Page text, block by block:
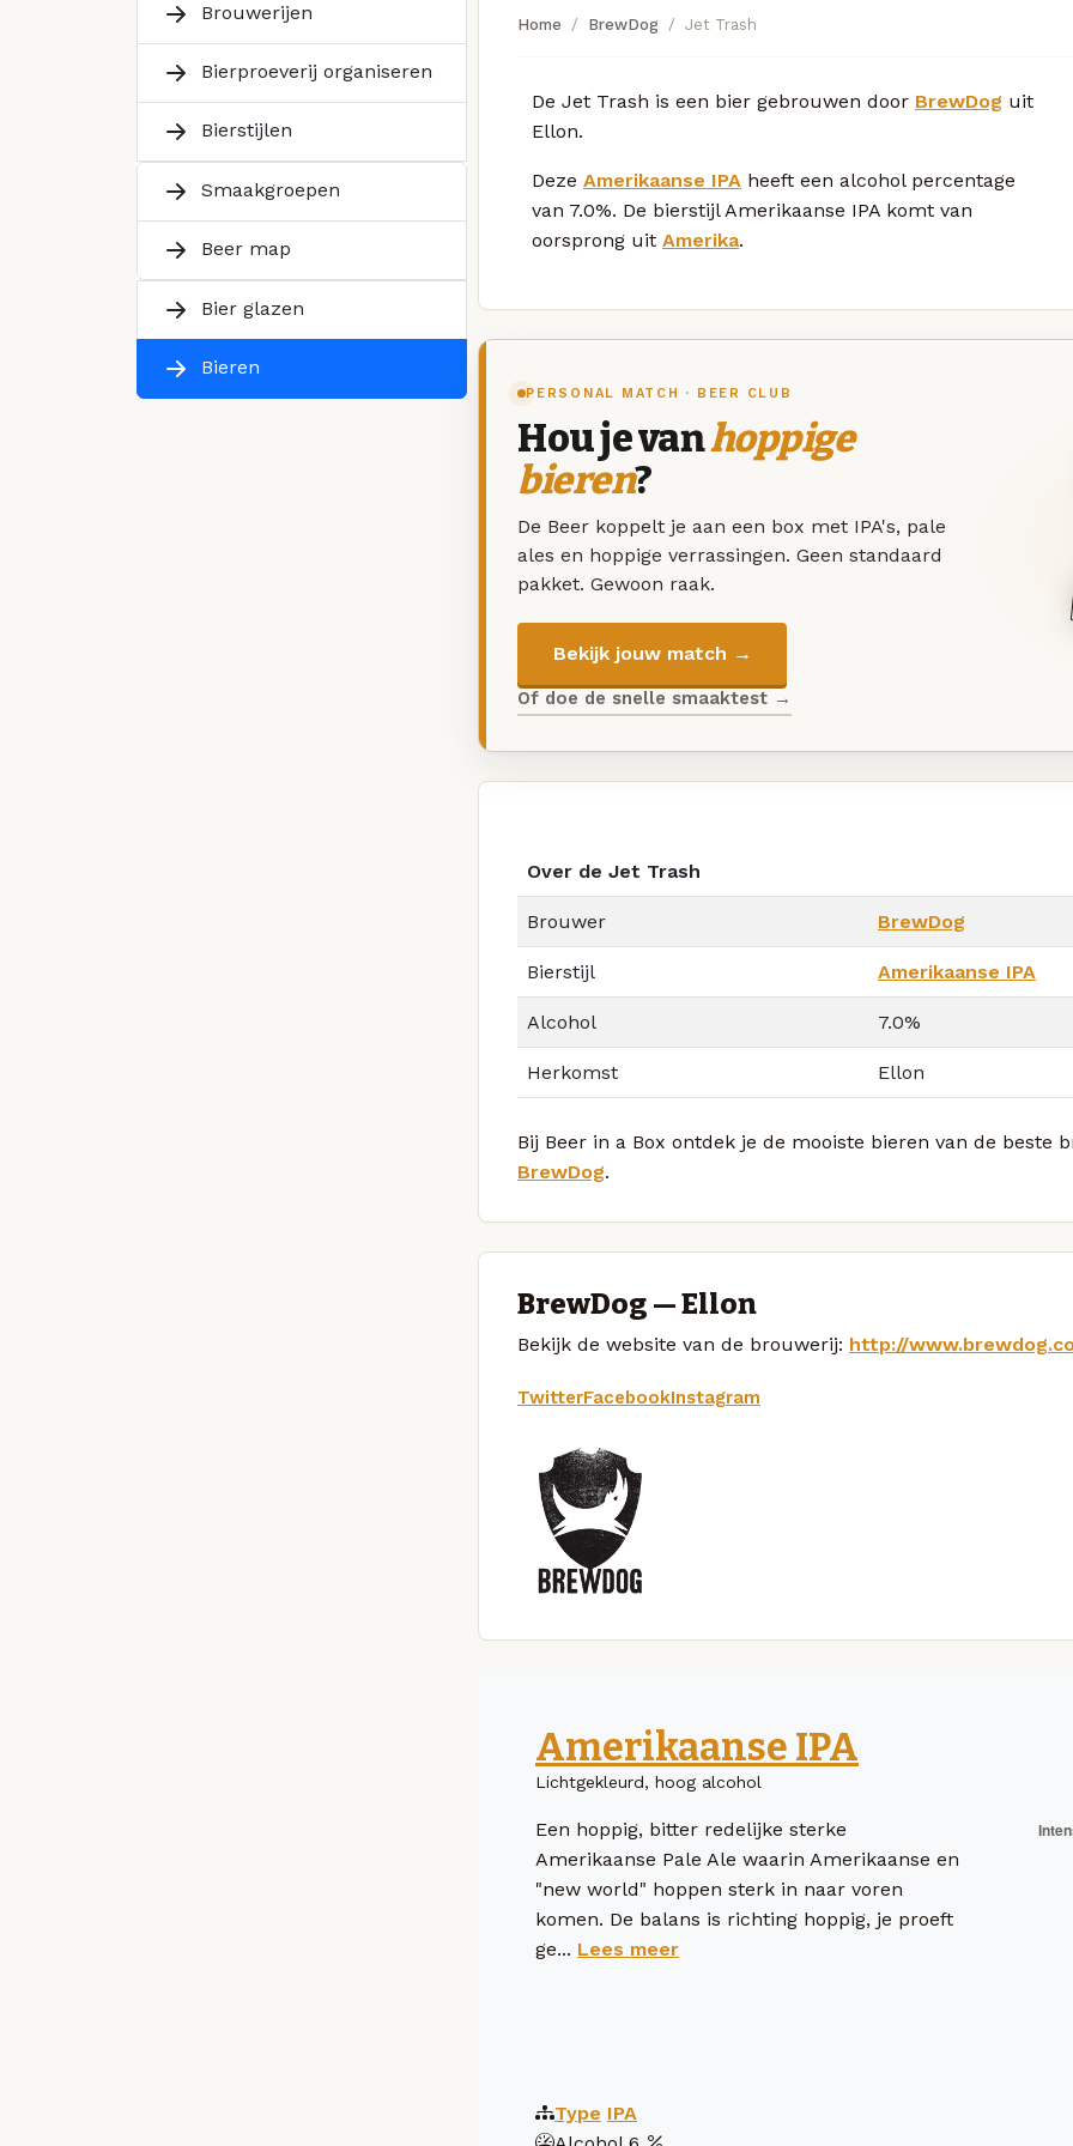
Brouwerijen
Bierproeverij organiseren
Bierstijlen
Smaakgroepen
Beer map
Bier glazen
Bieren
Home BrewDog Jet Trash
De Jet Trash is een bier gebrouwen door BrewDog uit
Ellon.
Deze Amerikaanse IPA heeft een alcohol percentage
van 7.0%. De bierstijl Amerikaanse IPA komt van
oorsprong uit Amerika.
PERSONAL MATCH · BEER CLUB
Hou je vanhoppige
bieren?
De Beer koppelt je aan een box met IPA's, pale
ales en hoppige verrassingen. Geen standaard
pakket. Gewoon raak.
Bekijk jouw match →
Of doe de snelle smaaktest →
Over de Jet Trash
Brouwer BrewDog
Bierstijl Amerikaanse IPA
Alcohol 7.0%
Herkomst Ellon
Bij Beer in a Box ontdek je de mooiste bieren van de beste
BrewDog.
BrewDog — Ellon
Bekijk de website van de brouwerij: http://
TwitterFacebookInstagram
Amerikaanse IPA
Lichtgekleurd, hoog alcohol
Een hoppig, bitter redelijke sterke
Amerikaanse Pale Ale waarin Amerikaanse en
"new world" hoppen sterk in naar voren
komen. De balans is richting hoppig, je proeft
ge... Lees meer
Type IPA